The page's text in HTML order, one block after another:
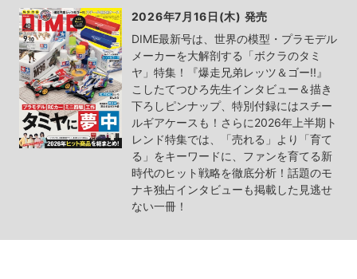
2026年7月16日(木) 発売
DIME最新号は、世界の模型・プラモデル
メーカーを大解剖する「ボクラのタミ
ヤ」特集！『爆走兄弟レッツ＆ゴー!!』
こしたてつひろ先生インタビュー＆描き
下ろしピンナップ、特別付録にはスチー
ルギアケースも！さらに2026年上半期ト
レンド特集では、「売れる」より「育て
る」をキーワードに、ファンを育てる新
時代のヒット戦略を徹底分析！話題のモ
ナキ独占インタビューも掲載した見逃せ
ない一冊！